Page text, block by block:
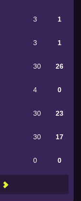
3 1
3 1
30 26
4 0
30 23
30 17
0 0